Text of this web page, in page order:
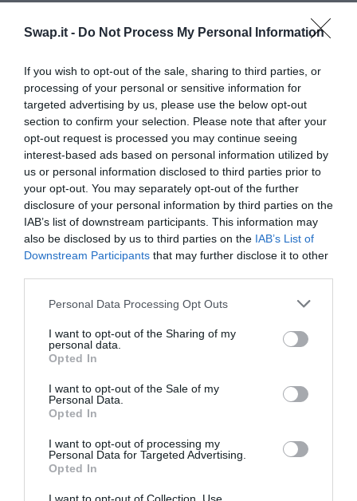
Swap.it - Do Not Process My Personal Information
If you wish to opt-out of the sale, sharing to third parties, or
processing of your personal or sensitive information for
targeted advertising by us, please use the below opt-out
section to confirm your selection. Please note that after your
opt-out request is processed you may continue seeing
interest-based ads based on personal information utilized by
us or personal information disclosed to third parties prior to
your opt-out. You may separately opt-out of the further
disclosure of your personal information by third parties on the
IAB’s list of downstream participants. This information may
also be disclosed by us to third parties on the IAB’s List of
Downstream Participants that may further disclose it to other
Personal Data Processing Opt Outs
I want to opt-out of the Sharing of my
personal data.
Opted In
I want to opt-out of the Sale of my
Personal Data.
Opted In
I want to opt-out of processing my
Personal Data for Targeted Advertising.
Opted In
Gasperini dopo Brighton-Roma 3-
0: "Servono giocatori, siamo pochi"
5 ore fa 5
Gasperini dopo Brighton-Roma 3-
Col sergente Mou non si scherza:
ecco le sue nuove regole in vigore